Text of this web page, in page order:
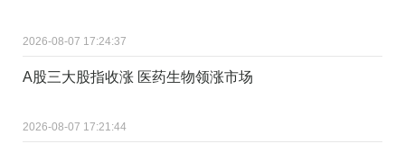
2026-08-07 17:24:37
A股三大股指收涨 医药生物领涨市场
2026-08-07 17:21:44